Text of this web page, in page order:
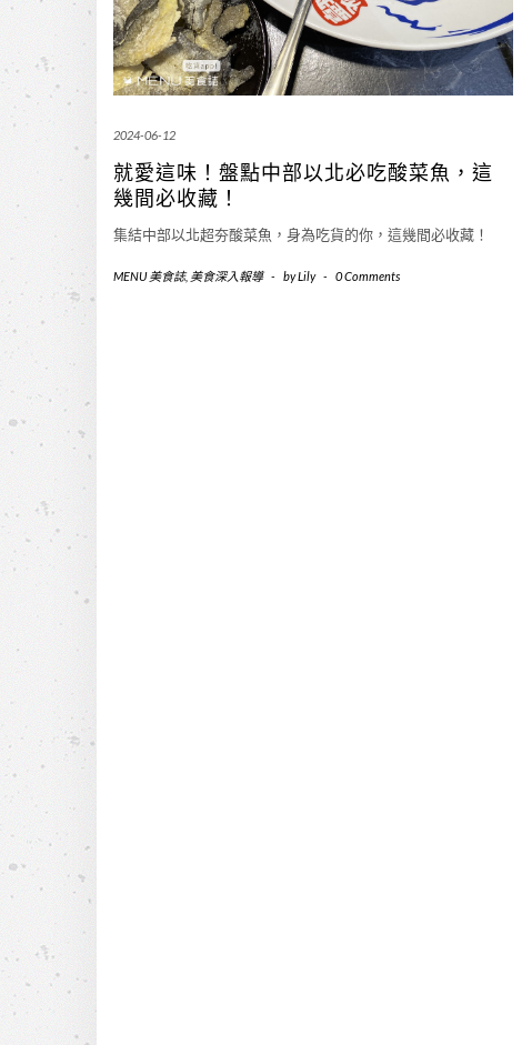
2024-06-12
就愛這味！盤點中部以北必吃酸菜魚，這
幾間必收藏！
集結中部以北超夯酸菜魚，身為吃貨的你，這幾間必收藏！
MENU 美食誌, 美食深入報導 - byLily - 0 Comments